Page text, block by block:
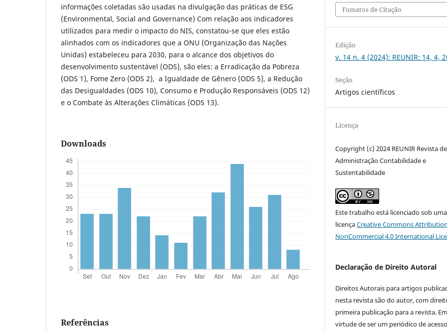
informações coletadas são usadas na divulgação das práticas de ESG
(Environmental, Social and Governance) Com relação aos indicadores
utilizados para medir o impacto do NIS, constatou-se que eles estão
alinhados com os indicadores que a ONU (Organização das Nações
Unidas) estabeleceu para 2030, para o alcance dos objetivos do
desenvolvimento sustentável (ODS), são eles: a Erradicação da Pobreza
(ODS 1), Fome Zero (ODS 2), a Igualdade de Gênero (ODS 5), a Redução
das Desigualdades (ODS 10), Consumo e Produção Responsáveis (ODS 12)
e o Combate às Alterações Climáticas (ODS 13).
Downloads
Referências
Fomatos de Citação
Edição
v. 14 n. 4 (2024): REUNIR: 14, 4,
Seção
Artigos científicos
Licença
Copyright (c) 2024 REUNIR Revista de
Administração Contabilidade e
Sustentabilidade
Este trabalho está licenciado sob uma
licençaCreative Commons
NonCommercial 4.0 International
Declaração de Direito Autoral
Direitos Autorais para artigos
nesta revista são do autor, com
primeira publicação para a revista. Em
virtude de ser um periódico de acesso